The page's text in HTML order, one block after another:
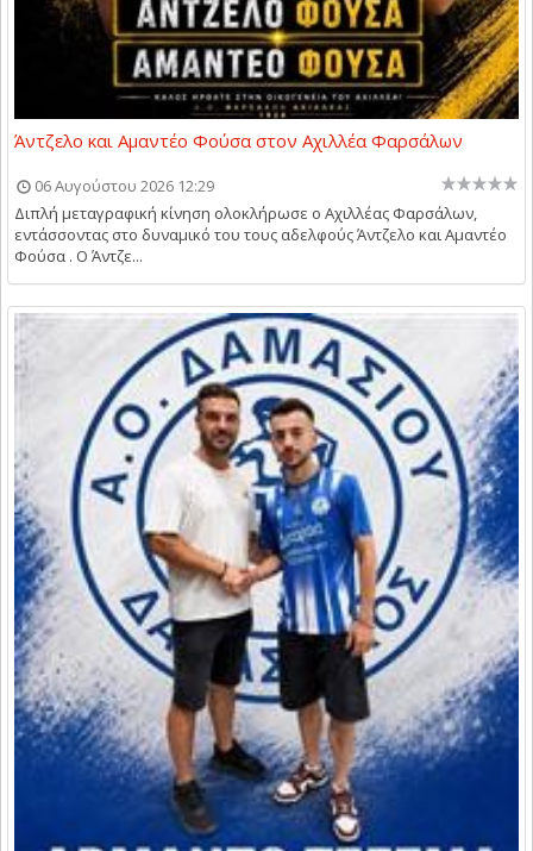
Άντζελο και Αμαντέο Φούσα στον Αχιλλέα Φαρσάλων
06 Αυγούστου 2026 12:29
Διπλή μεταγραφική κίνηση ολοκλήρωσε ο Αχιλλέας Φαρσάλων,
εντάσσοντας στο δυναμικό του τους αδελφούς Άντζελο και Αμαντέο
Φούσα . Ο Άντζε...